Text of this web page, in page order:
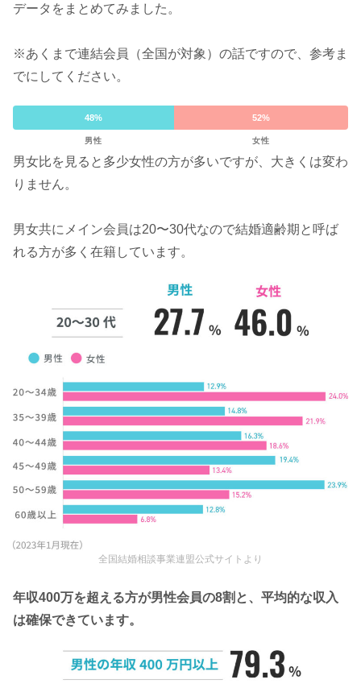
データをまとめてみました。
※あくまで連結会員（全国が対象）の話ですので、参考ま
でにしてください。
48%
男性
52%
女性
男女比を見ると多少女性の方が多いですが、大きくは変わ
りません。
男女共にメイン会員は20〜30代なので結婚適齢期と呼ば
れる方が多く在籍しています。
全国結婚相談事業連盟公式サイトより
年収400万を超える方が男性会員の8割と、平均的な収入
は確保できています。